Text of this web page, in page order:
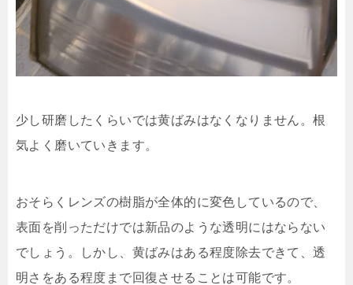
少し研磨したくらいでは黄ばみはなくなりません。根
気よく磨いていきます。
おそらくレンズの樹脂が全体的に変色しているので、
表面を削っただけでは新品のような透明にはならない
でしょう。しかし、黄ばみはある程度除去できて、透
明さをある程度まで回復させることは可能です。